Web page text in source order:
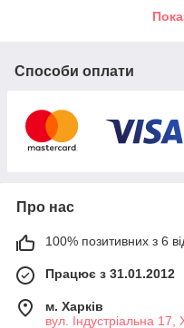
Способи оплати
Про нас
100% позитивних з 6
Працює з 31.01.2012
м. Харків
вул. Індустріальна 17,